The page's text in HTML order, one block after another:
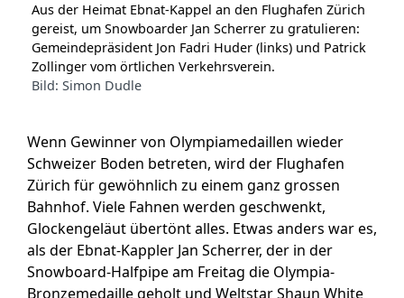
Aus der Heimat Ebnat-Kappel an den Flughafen Zürich
gereist, um Snowboarder Jan Scherrer zu gratulieren:
Gemeindepräsident Jon Fadri Huder (links) und Patrick
Zollinger vom örtlichen Verkehrsverein.
Bild: Simon Dudle
Wenn Gewinner von Olympiamedaillen wieder
Schweizer Boden betreten, wird der Flughafen
Zürich für gewöhnlich zu einem ganz grossen
Bahnhof. Viele Fahnen werden geschwenkt,
Glockengeläut übertönt alles. Etwas anders war es,
als der Ebnat-Kappler Jan Scherrer, der in der
Snowboard-Halfpipe am Freitag die Olympia-
Bronzemedaille geholt und Weltstar Shaun White